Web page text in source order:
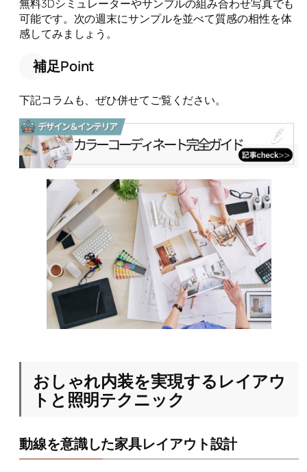
無料3Dシミュレーターやサンプルの組み合わせ写真でも
可能です。次の週末にサンプルを並べて質感の相性を体
感してみましょう。
補足Point
下記コラムも、ぜひ併せてご覧ください。
おしゃれ内装を実現するレイアウ
トと照明テクニック
動線を意識した家具レイアウト設計